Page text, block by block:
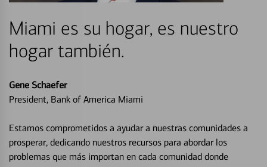
Miami es su hogar, es nuestro
hogar también.
Gene Schaefer
President, Bank of America Miami
Estamos comprometidos a ayudar a nuestras comunidades a
prosperar, dedicando nuestros recursos para abordar los
problemas que más importan en cada comunidad donde